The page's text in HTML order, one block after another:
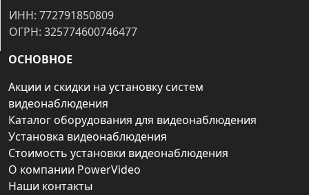
ИНН: 772791850809
ОГРН: 325774600746477
ОСНОВНОЕ
Акции и скидки на установку систем
видеонаблюдения
Каталог оборудования для видеонаблюдения
Установка видеонаблюдения
Стоимость установки видеонаблюдения
О компании PowerVideo
Наши контакты